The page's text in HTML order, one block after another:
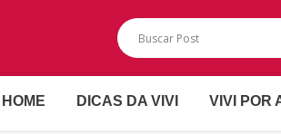
HOME DICAS DA VIVI VIVI POR